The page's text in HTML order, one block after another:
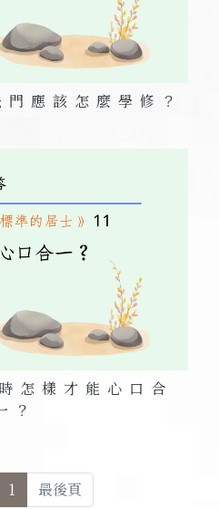
應該怎麼學修？
樣才能心口合
？
1 最後頁